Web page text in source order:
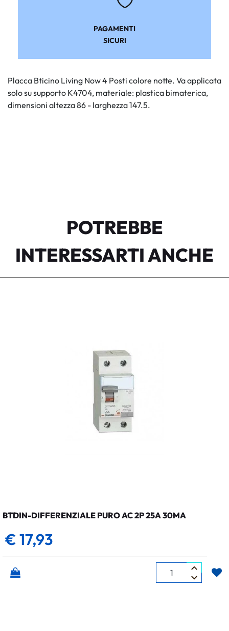
PAGAMENTI
SICURI
Placca Bticino Living Now 4 Posti colore notte. Va applicata
solo su supporto K4704, materiale: plastica bimaterica,
dimensioni altezza 86 - larghezza 147.5.
POTREBBE
INTERESSARTI ANCHE
BTDIN-DIFFERENZIALE PURO AC 2P 25A 30MA
€ 17,93
Quantità